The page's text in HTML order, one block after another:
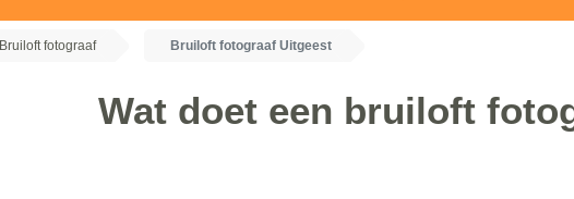
Bruiloft fotograaf Bruiloft fotograaf Uitgeest
Wat doet een bruiloft